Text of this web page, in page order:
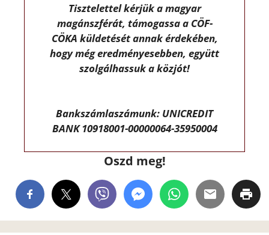
Tisztelettel kérjük a magyar
magánszférát, támogassa a CÖF-
CÖKA küldetését annak érdekében,
hogy még eredményesebben, együtt
szolgálhassuk a közjót!
Bankszámlaszámunk: UNICREDIT
BANK 10918001-00000064-35950004
Oszd meg!